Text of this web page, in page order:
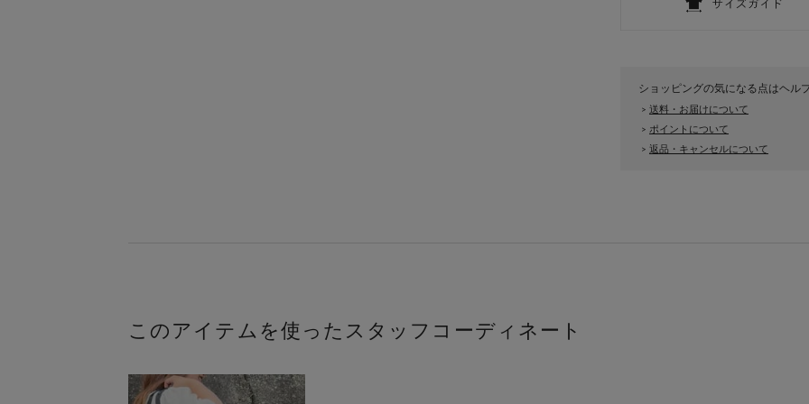
ショッピングの気になる点はヘル
> 送料・お届けについて
> ポイントについて
> 返品・キャンセルについて
このアイテムを使ったスタッフコーディネート